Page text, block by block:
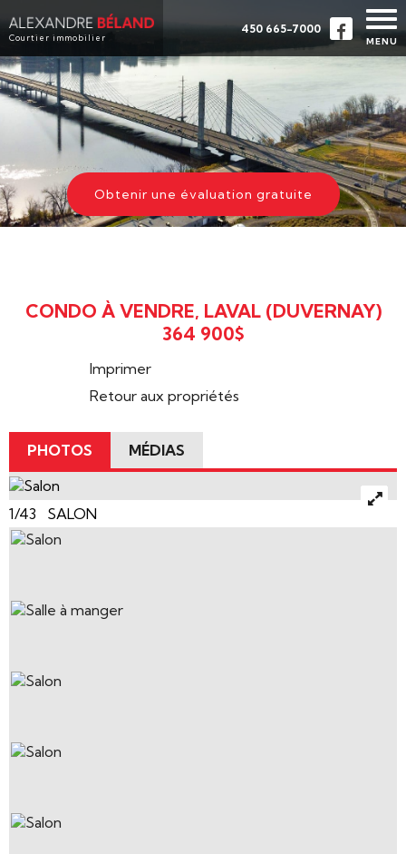
Courtier immobilier
450 665-7000
MENU
ACCUEIL
PROPRIÉTÉS
À PROPOS
ACHETER
ÉVALUATION
Obtenir une évaluation gratuite
CONDO À VENDRE, LAVAL (DUVERNAY)
364 900$
Imprimer
Retour aux propriétés
PHOTOS MÉDIAS
1/43 SALON